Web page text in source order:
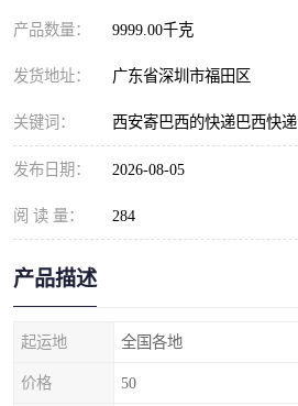
产品数量： 9999.00千克
发货地址： 广东省深圳市福田区
关键词： 西安寄巴西的快递巴西快递
发布日期： 2026-08-05
阅 读 量： 284
产品描述
起运地 全国各地
价格 50